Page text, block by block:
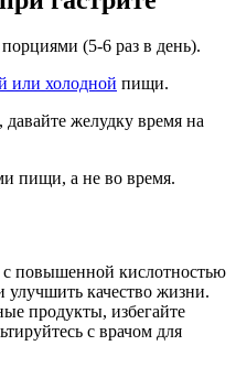
(5-6 раз в день).
или холодной пищи.
желудку время на
пищи, а не во время.
повышенной кислотностью
качество жизни.
продукты, избегайте
с врачом для